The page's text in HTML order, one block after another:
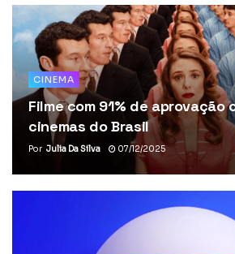
CINEMA
Filme com 91% de aprovação
cinemas do Brasil
Por Julia Da Silva 07/12/2025